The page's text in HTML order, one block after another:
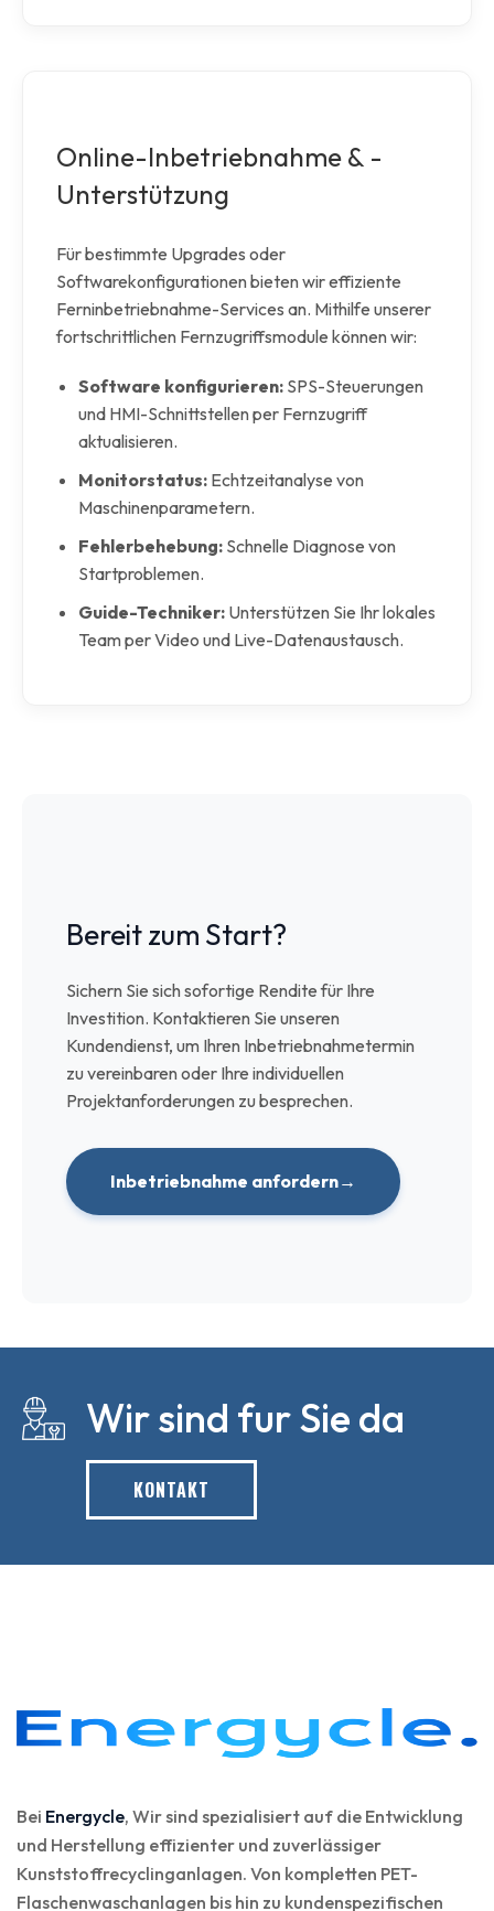
Online-Inbetriebnahme & -
Unterstützung
Für bestimmte Upgrades oder
Softwarekonfigurationen bieten wir effiziente
Ferninbetriebnahme-Services an. Mithilfe unserer
fortschrittlichen Fernzugriffsmodule können wir:
Software konfigurieren: SPS-Steuerungen
und HMI-Schnittstellen per Fernzugriff
aktualisieren.
Monitorstatus: Echtzeitanalyse von
Maschinenparametern.
Fehlerbehebung: Schnelle Diagnose von
Startproblemen.
Guide-Techniker: Unterstützen Sie Ihr lokales
Team per Video und Live-Datenaustausch.
Bereit zum Start?
Sichern Sie sich sofortige Rendite für Ihre
Investition. Kontaktieren Sie unseren
Kundendienst, um Ihren Inbetriebnahmetermin
zu vereinbaren oder Ihre individuellen
Projektanforderungen zu besprechen.
Inbetriebnahme anfordern
Wir sind fur Sie da
KONTAKT
Bei Energycle, Wir sind spezialisiert auf die Entwicklung
und Herstellung effizienter und zuverlässiger
Kunststoffrecyclinganlagen. Von kompletten PET-
Flaschenwaschanlagen bis hin zu kundenspezifischen